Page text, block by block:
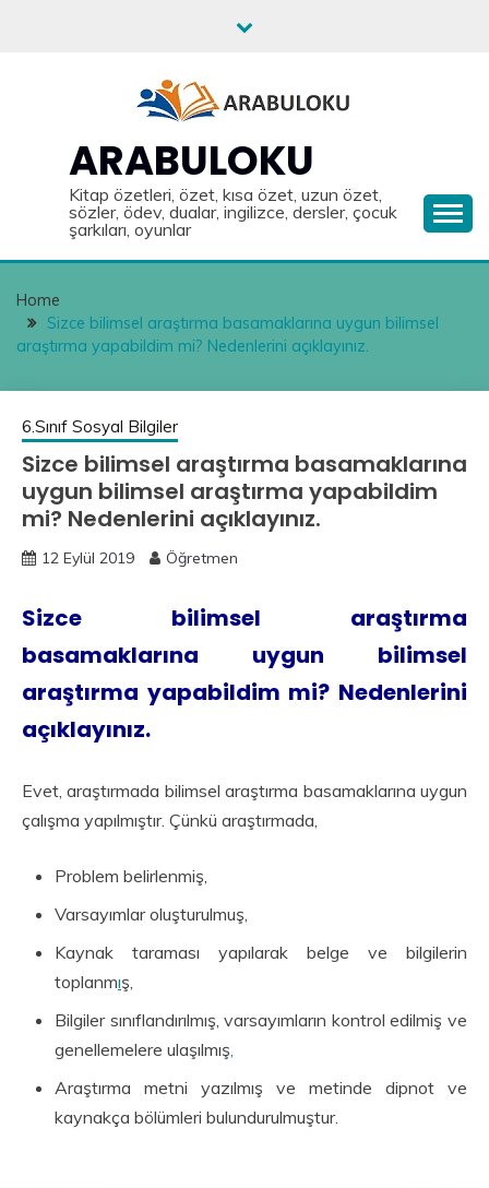
ARABULOKU
Kitap özetleri, özet, kısa özet, uzun özet,
sözler, ödev, dualar, ingilizce, dersler, çocuk
şarkıları, oyunlar
Home
Sizce bilimsel araştırma basamaklarına uygun bilimsel
araştırma yapabildim mi? Nedenlerini açıklayınız.
6.Sınıf Sosyal Bilgiler
Sizce bilimsel araştırma basamaklarına
uygun bilimsel araştırma yapabildim
mi? Nedenlerini açıklayınız.
12 Eylül 2019 Öğretmen
Sizce bilimsel araştırma
basamaklarına uygun bilimsel
araştırma yapabildim mi? Nedenlerini
açıklayınız.
Evet, araştırmada bilimsel araştırma basamaklarına uygun
çalışma yapılmıştır. Çünkü araştırmada,
Problem belirlenmiş,
Varsayımlar oluşturulmuş,
Kaynak taraması yapılarak belge ve bilgilerin
toplanmış,
Bilgiler sınıflandırılmış, varsayımların kontrol edilmiş ve
genellemelere ulaşılmış,
Araştırma metni yazılmış ve metinde dipnot ve
kaynakça bölümleri bulundurulmuştur.